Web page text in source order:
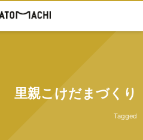
里親こけだまづくり
Tagged